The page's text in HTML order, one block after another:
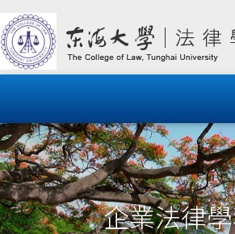
企業法律